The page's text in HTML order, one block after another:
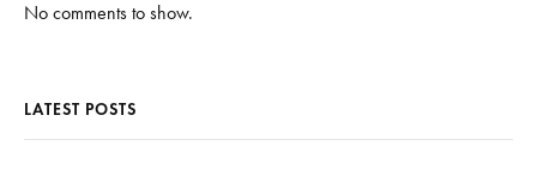
No comments to show.
LATEST POSTS